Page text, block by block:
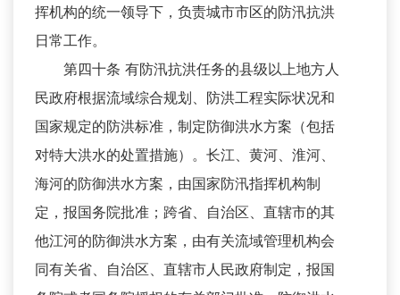
挥机构的统一领导下，负责城市市区的防汛抗洪
日常工作。
第四十条 有防汛抗洪任务的县级以上地方人
民政府根据流域综合规划、防洪工程实际状况和
国家规定的防洪标准，制定防御洪水方案（包括
对特大洪水的处置措施）。长江、黄河、淮河、
海河的防御洪水方案，由国家防汛指挥机构制
定，报国务院批准；跨省、自治区、直辖市的其
他江河的防御洪水方案，由有关流域管理机构会
同有关省、自治区、直辖市人民政府制定，报国